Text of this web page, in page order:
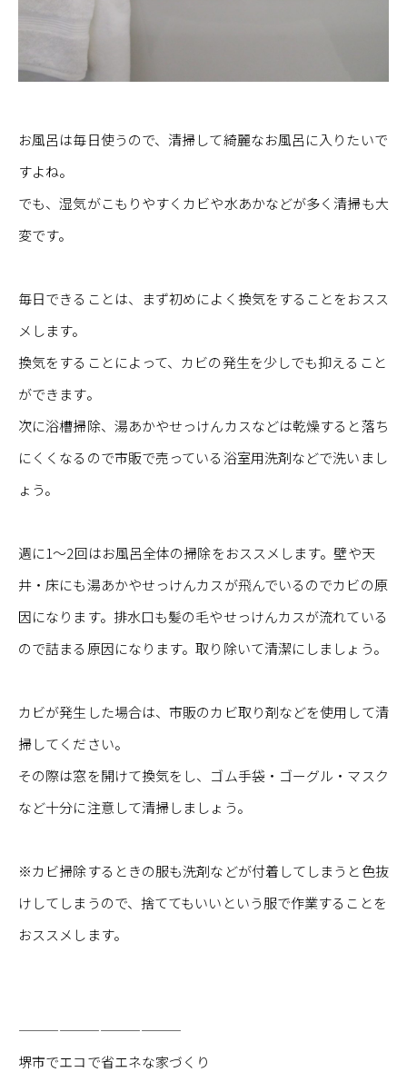
お風呂は毎日使うので、清掃して綺麗なお風呂に入りたいで
すよね。
でも、湿気がこもりやすくカビや水あかなどが多く清掃も大
変です。
毎日できることは、まず初めによく換気をすることをおスス
メします。
換気をすることによって、カビの発生を少しでも抑えること
ができます。
次に浴槽掃除、湯あかやせっけんカスなどは乾燥すると落ち
にくくなるので市販で売っている浴室用洗剤などで洗いまし
ょう。
週に1～2回はお風呂全体の掃除をおススメします。壁や天
井・床にも湯あかやせっけんカスが飛んでいるのでカビの原
因になります。排水口も髪の毛やせっけんカスが流れている
ので詰まる原因になります。取り除いて清潔にしましょう。
カビが発生した場合は、市販のカビ取り剤などを使用して清
掃してください。
その際は窓を開けて換気をし、ゴム手袋・ゴーグル・マスク
など十分に注意して清掃しましょう。
※カビ掃除するときの服も洗剤などが付着してしまうと色抜
けしてしまうので、捨ててもいいという服で作業することを
おススメします。
————————————
堺市でエコで省エネな家づくり